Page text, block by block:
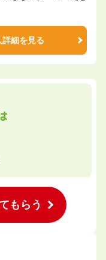
詳細を見る
もらう